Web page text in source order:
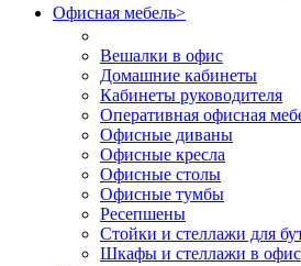
Офисная мебель>
Вешалки в офис
Домашние кабинеты
Кабинеты руководителя
Оперативная офисная
Офисные диваны
Офисные кресла
Офисные столы
Офисные тумбы
Ресепшены
Стойки и стеллажи для
Шкафы и стеллажи в офис